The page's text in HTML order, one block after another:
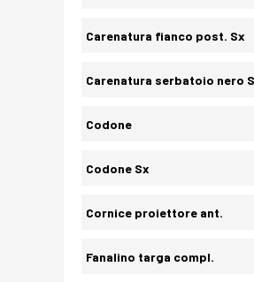
Carenatura fianco post. Sx
Carenatura serbatoio nero
Codone
Codone Sx
Cornice proiettore ant.
Fanalino targa compl.